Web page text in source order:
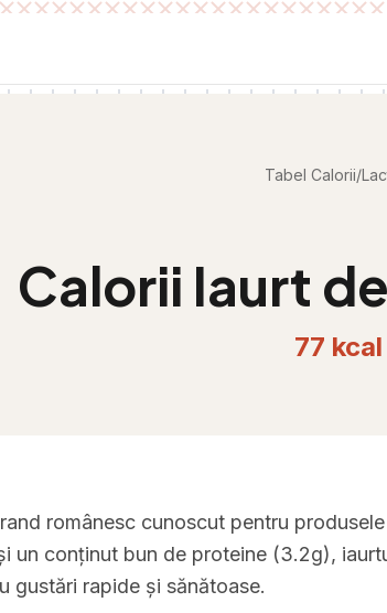
Tabel Calorii/
Calorii Iaurt
77 kcal
românesc cunoscut pentru
un conținut bun de proteine (3.2g),
gustări rapide și sănătoase.